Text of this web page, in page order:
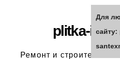
plitka-i-
Ремонт и
Для
сайту: